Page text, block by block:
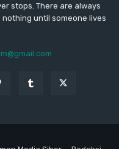
stops. There are always
until someone lives